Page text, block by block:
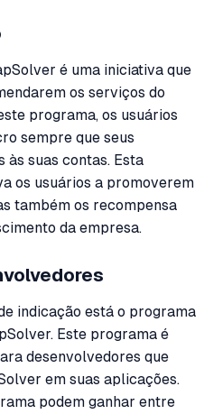
é uma iniciativa que
os serviços do
programa, os usuários
sempre que seus
às suas contas. Esta
os usuários a promoverem
também os recompensa
da empresa.
indicação está o programa
Este programa é
desenvolvedores que
em suas aplicações.
podem ganhar entre